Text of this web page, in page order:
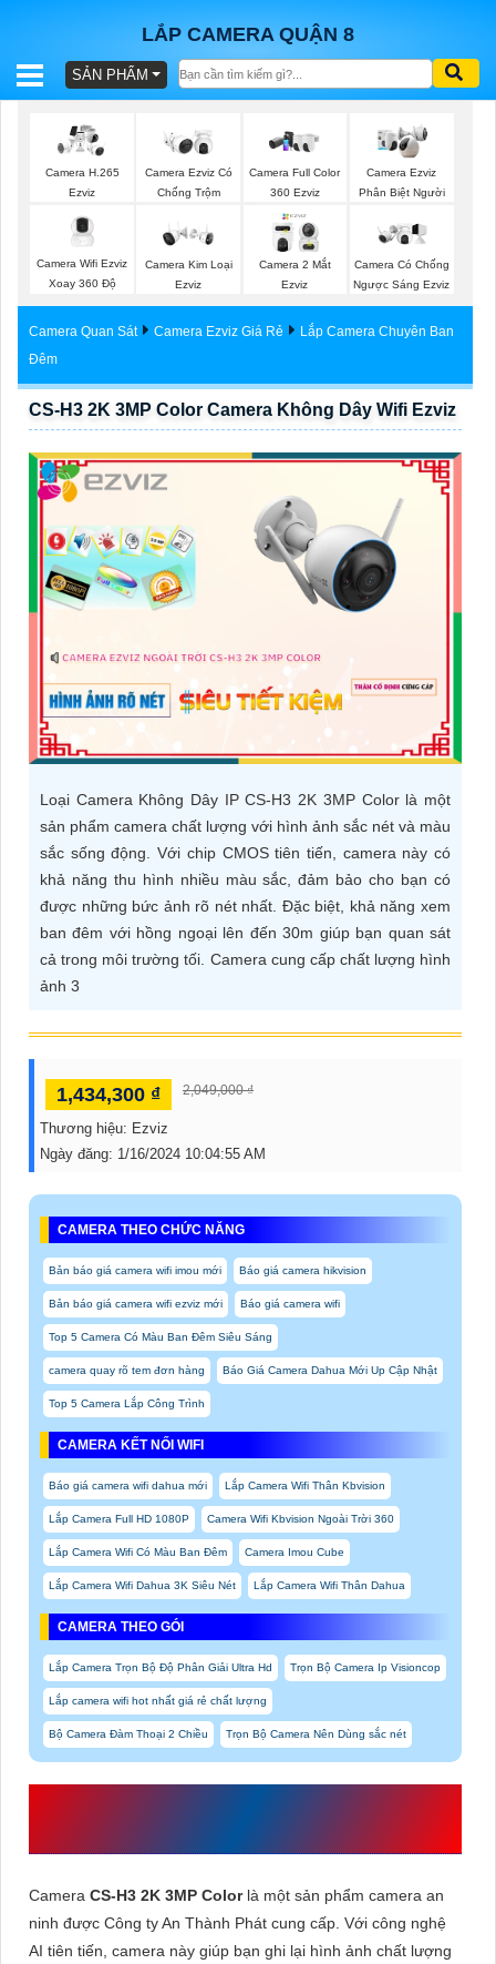
LẮP CAMERA QUẬN 8
BÁO
TRỌN
SẢN
TƯ
LẮP
ĐẶT
PHỤ
CAMERA
TƯ
DỊCH
VỤ
SẢN PHẨM
Camera H.265
Ezviz
Camera Ezviz Có
Chống Trộm
Camera Full Color
360 Ezviz
Camera Ezviz
Phân Biệt Người
Camera Wifi Ezviz
Xoay 360 Độ
Camera Kim Loại
Ezviz
Camera 2 Mắt
Ezviz
Camera Có Chống
Ngược Sáng Ezviz
Camera Quan Sát Camera Ezviz Giá Rẻ
Lắp Camera Chuyên Ban
Đêm
CS-H3 2K 3MP Color Camera Không Dây Wifi Ezviz
Loại Camera Không Dây IP CS-H3 2K 3MP Color là một
sản phẩm camera chất lượng với hình ảnh sắc nét và màu
sắc sống động. Với chip CMOS tiên tiến, camera này có
khả năng thu hình nhiều màu sắc, đảm bảo cho bạn có
được những bức ảnh rõ nét nhất. Đặc biệt, khả năng xem
ban đêm với hồng ngoại lên đến 30m giúp bạn quan sát
cả trong môi trường tối. Camera cung cấp chất lượng hình
ảnh 3
1,434,300 ₫ 2,049,000 ₫
Thương hiệu: Ezviz
Ngày đăng: 1/16/2024 10:04:55 AM
CAMERA THEO CHỨC NĂNG
Bản báo giá camera wifi imou mới Báo giá camera hikvision
Bản báo giá camera wifi ezviz mới Báo giá camera wifi
Top 5 Camera Có Màu Ban Đêm Siêu Sáng
camera quay rõ tem đơn hàng Báo Giá Camera Dahua Mới Up Cập Nhật
Top 5 Camera Lắp Công Trình
CAMERA KẾT NỐI WIFI
Báo giá camera wifi dahua mới Lắp Camera Wifi Thân Kbvision
Lắp Camera Full HD 1080P Camera Wifi Kbvision Ngoài Trời 360
Lắp Camera Wifi Có Màu Ban Đêm Camera Imou Cube
Lắp Camera Wifi Dahua 3K Siêu Nét Lắp Camera Wifi Thân Dahua
CAMERA THEO GÓI
Lắp Camera Trọn Bộ Độ Phân Giải Ultra Hd Trọn Bộ Camera Ip Visioncop
Lắp camera wifi hot nhất giá rẻ chất lượng
Bộ Camera Đàm Thoại 2 Chiều Trọn Bộ Camera Nên Dùng sắc nét
Camera CS-H3 2K 3MP Color là một sản phẩm camera an
ninh được Công ty An Thành Phát cung cấp. Với công nghệ
AI tiên tiến, camera này giúp bạn ghi lại hình ảnh chất lượng